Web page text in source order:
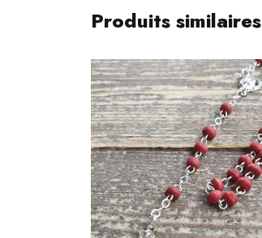
Produits similaires